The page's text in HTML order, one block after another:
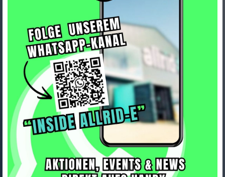
Trek Trägershort Trek Solstice
Bib Women XS Black